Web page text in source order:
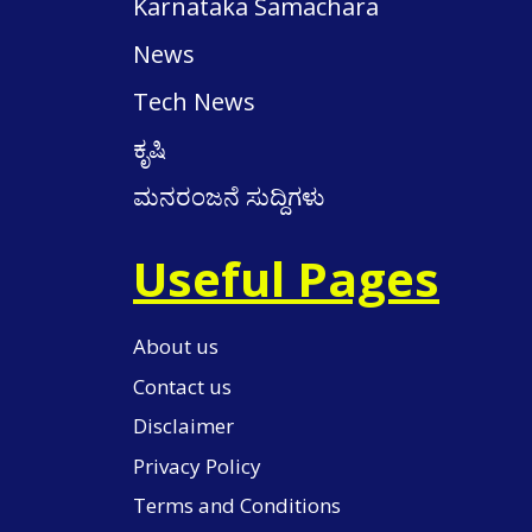
Karnataka Samachara
News
Tech News
ಕೃಷಿ
ಮನರಂಜನೆ ಸುದ್ದಿಗಳು
Useful Pages
About us
Contact us
Disclaimer
Privacy Policy
Terms and Conditions